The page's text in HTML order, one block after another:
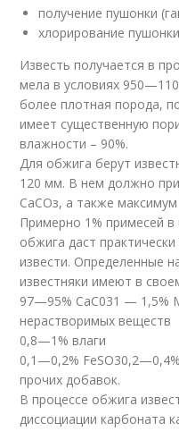
получение пушонки
хлорирование
Известь получается в
мела в условиях
более плотная порода,
имеет существенную
влажности – 90%.
Для обжига берут
120 мм. В нем должно
СаСОз, а также максимум
Примерно 1% примесей в
обжига даст
извести. Определенные
известняки имеют в
97—95% СаС031 — 1,5%
нерастворимых веществ
0,8—1% влаги
0,1—0,2% FeSO3
прочих добавок.
В процессе обжига
диссоциации карбоната